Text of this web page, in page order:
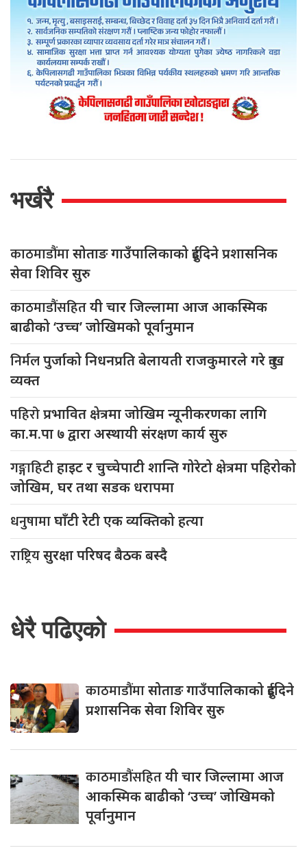
भर्खरै
काठमाडौंमासोताङ गाउँपालिकाको दुईदिने प्रशासनिक
सेवा शिविर सुरु
काठमाडौंसहितयी चार जिल्लामा आज आकस्मिक
बाढीको ‘उच्च’ जोखिमको पूर्वानुमान
निर्मलपुर्जाको निधनप्रति बेलायती राजकुमारले गरे दुःख
व्यक्त
पहिरोप्रभावित क्षेत्रमा जोखिम न्यूनीकरणका लागि
का.म.पा ७ द्वारा अस्थायी संरक्षण कार्य सुरु
गङ्गाहिटीहाइट र चुच्चेपाटी शान्ति गोरेटो क्षेत्रमा पहिरोको
जोखिम, घर तथा सडक धरापमा
धनुषामाघाँटी रेटी एक व्यक्तिको हत्या
राष्ट्रियसुरक्षा परिषद बैठक बस्दै
धेरै पढिएको
काठमाडौंमासोताङ गाउँपालिकाको दुईदिने
प्रशासनिक सेवा शिविर सुरु
काठमाडौंसहितयी चार जिल्लामा आज
आकस्मिक बाढीको ‘उच्च’ जोखिमको
पूर्वानुमान